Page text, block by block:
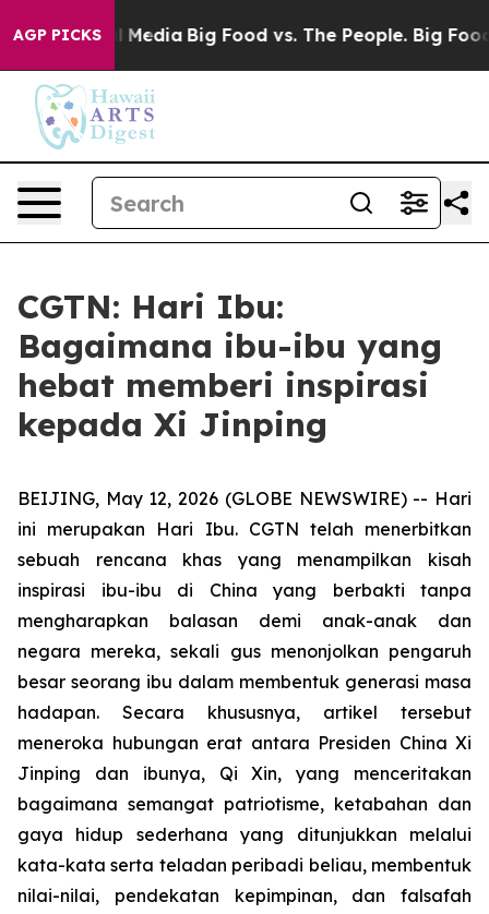
AGP PICKS
Social Media Big Food vs. The People. Big Food’s
CGTN: Hari Ibu:
Bagaimana ibu-ibu yang
hebat memberi inspirasi
kepada Xi Jinping
BEIJING, May 12, 2026 (GLOBE NEWSWIRE) -- Hari
ini merupakan Hari Ibu. CGTN telah menerbitkan
sebuah rencana khas yang menampilkan kisah
inspirasi ibu-ibu di China yang berbakti tanpa
mengharapkan balasan demi anak-anak dan
negara mereka, sekali gus menonjolkan pengaruh
besar seorang ibu dalam membentuk generasi masa
hadapan. Secara khususnya, artikel tersebut
meneroka hubungan erat antara Presiden China Xi
Jinping dan ibunya, Qi Xin, yang menceritakan
bagaimana semangat patriotisme, ketabahan dan
gaya hidup sederhana yang ditunjukkan melalui
kata-kata serta teladan peribadi beliau, membentuk
nilai-nilai, pendekatan kepimpinan, dan falsafah